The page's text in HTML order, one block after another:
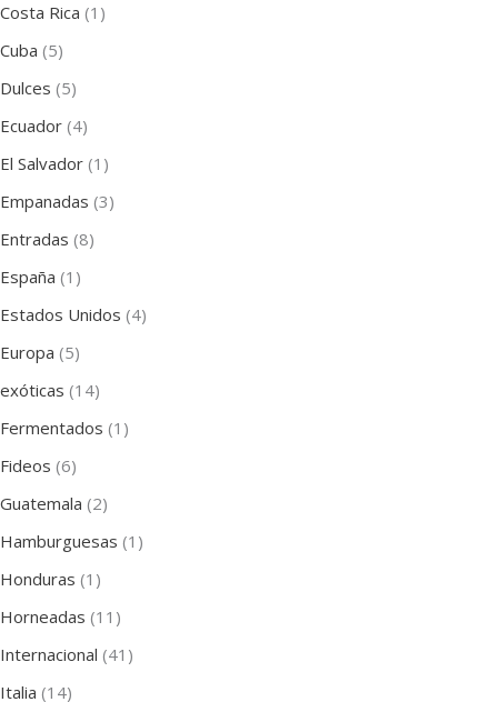
Costa Rica (1)
Cuba (5)
Dulces (5)
Ecuador (4)
El Salvador (1)
Empanadas (3)
Entradas (8)
España (1)
Estados Unidos (4)
Europa (5)
exóticas (14)
Fermentados (1)
Fideos (6)
Guatemala (2)
Hamburguesas (1)
Honduras (1)
Horneadas (11)
Internacional (41)
Italia (14)